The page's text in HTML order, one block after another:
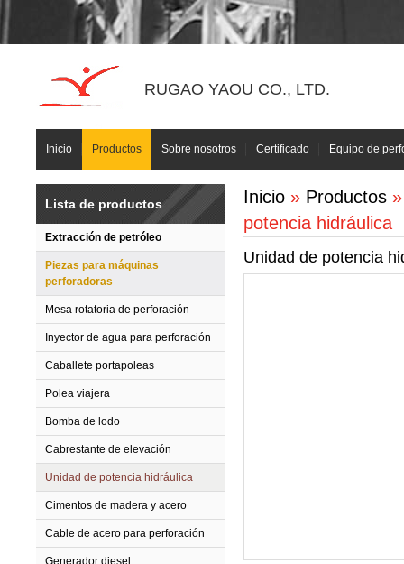
RUGAO YAOU CO., LTD.
Inicio Productos Sobre nosotros Certificado Equipo de
Lista de productos
Extracción de petróleo
Piezas para máquinas
perforadoras
Mesa rotatoria de perforación
Inyector de agua para perforación
Caballete portapoleas
Polea viajera
Bomba de lodo
Cabrestante de elevación
Unidad de potencia hidráulica
Cimentos de madera y acero
Cable de acero para perforación
Generador diesel
Inicio » Productos
potencia hidráulica
Unidad de potencia